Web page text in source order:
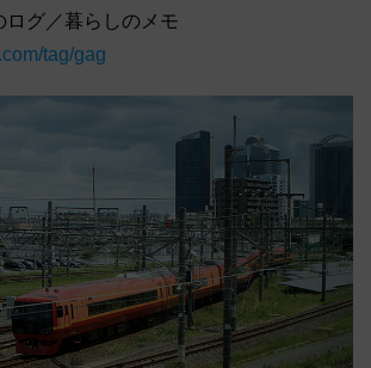
ログ／暮らしのメモ
tag/gag